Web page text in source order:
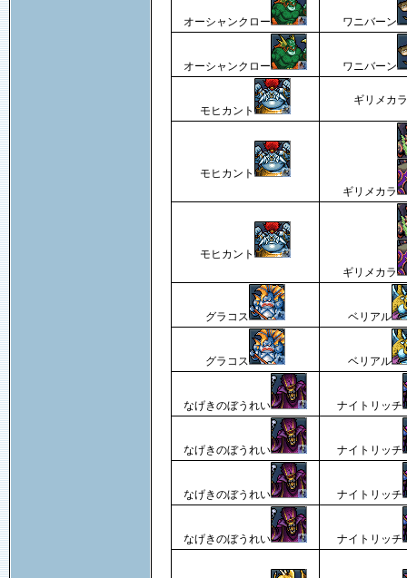
オーシャンクロー ワニバーン
オーシャンクロー ワニバーン
モヒカント
ギリメカラ
モヒカント
ギリメカラ
モヒカント
ギリメカラ
グラコス ベリアル
グラコス ベリアル
なげきのぼうれい ナイトリッチ
なげきのぼうれい ナイトリッチ
なげきのぼうれい ナイトリッチ
なげきのぼうれい ナイトリッチ